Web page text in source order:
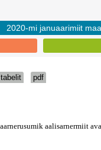
2020-mi januaarimiit
tabelit pdf